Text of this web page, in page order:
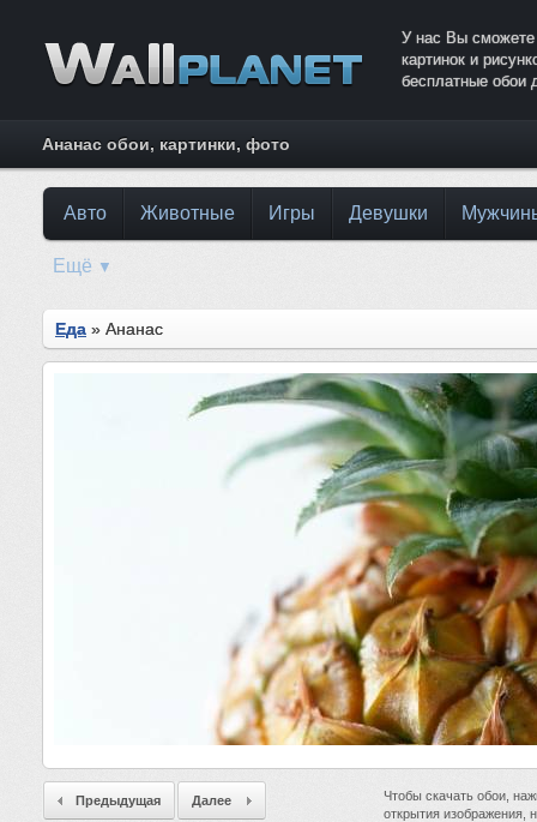
У нас Вы сможете
картинок и
бесплатные обои
Ананас обои, картинки, фото
Авто Животные Игры Девушки
Ещё ▼
Еда » Ананас
Чтобы скачать обои,
открытия изображения,
Предыдущая Далее